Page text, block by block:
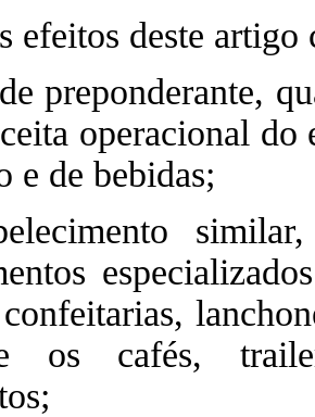
efeitos deste artigo
preponderante,
operacional do
e de bebidas;
os cafés,